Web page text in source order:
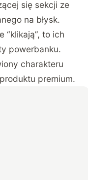
się sekcji ze
na błysk.
“klikają”, to ich
powerbanku.
charakteru
premium.